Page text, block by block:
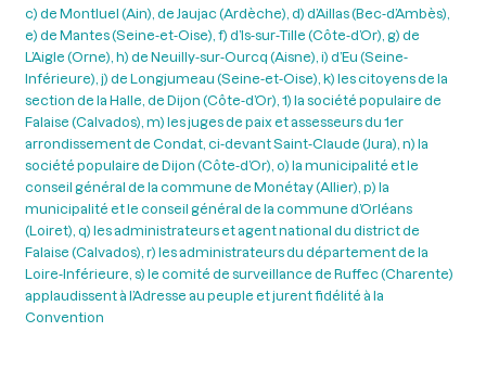
c) de Montluel (Ain), de Jaujac (Ardèche), d) d’Aillas (Bec-d’Ambès),
e) de Mantes (Seine-et-Oise), f) d’Is-sur-Tille (Côte-d’Or), g) de
L’Aigle (Orne), h) de Neuilly-sur-Ourcq (Aisne), i) d’Eu (Seine-
Inférieure), j) de Longjumeau (Seine-et-Oise), k) les citoyens de la
section de la Halle, de Dijon (Côte-d’Or), 1) la société populaire de
Falaise (Calvados), m) les juges de paix et assesseurs du 1er
arrondissement de Condat, ci-devant Saint-Claude (Jura), n) la
société populaire de Dijon (Côte-d’Or), o) la municipalité et le
conseil général de la commune de Monétay (Allier), p) la
municipalité et le conseil général de la commune d’Orléans
(Loiret), q) les administrateurs et agent national du district de
Falaise (Calvados), r) les administrateurs du département de la
Loire-Inférieure, s) le comité de surveillance de Ruffec (Charente)
applaudissent à l’Adresse au peuple et jurent fidélité à la
Convention